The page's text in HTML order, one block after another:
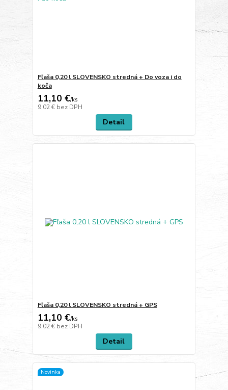
Fľaša 0,20 l SLOVENSKO stredná + Do voza i do
koča
11,10 €/ks
9,02 € bez DPH
Detail
Fľaša 0,20 l SLOVENSKO stredná + GPS
11,10 €/ks
9,02 € bez DPH
Detail
Novinka